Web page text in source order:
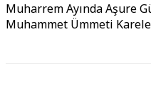
Muharrem Ayında Aşure
Muhammet Ümmeti